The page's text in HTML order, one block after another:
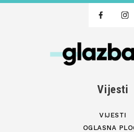
Vijesti
VIJESTI
OGLASNA